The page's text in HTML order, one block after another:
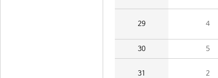
29 4
30 5
31 2